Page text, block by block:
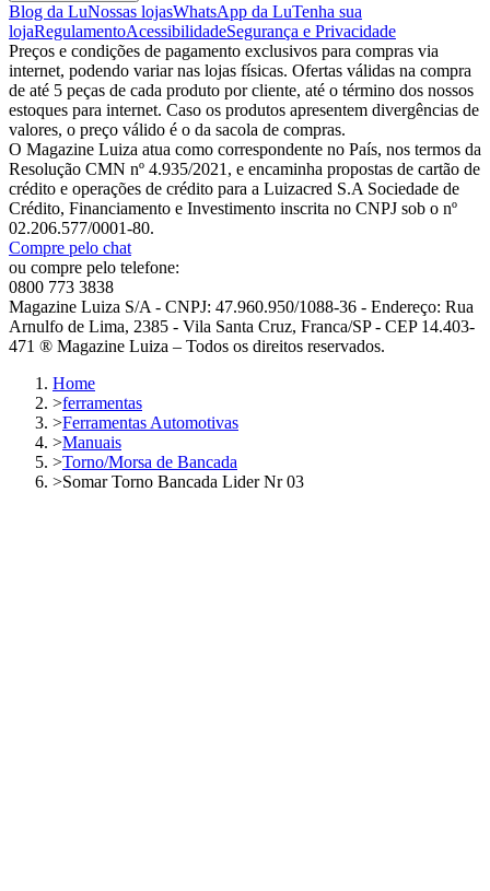
Blog da LuNossas lojasWhatsApp da LuTenha sua
lojaRegulamentoAcessibilidadeSegurança e Privacidade
Preços e condições de pagamento exclusivos para compras via
internet, podendo variar nas lojas físicas. Ofertas válidas na compra
de até 5 peças de cada produto por cliente, até o término dos nossos
estoques para internet. Caso os produtos apresentem divergências de
valores, o preço válido é o da sacola de compras.
O Magazine Luiza atua como correspondente no País, nos termos da
Resolução CMN nº 4.935/2021, e encaminha propostas de cartão de
crédito e operações de crédito para a Luizacred S.A Sociedade de
Crédito, Financiamento e Investimento inscrita no CNPJ sob o nº
02.206.577/0001-80.
Compre pelo chat
ou compre pelo telefone:
0800 773 3838
Magazine Luiza S/A - CNPJ: 47.960.950/1088-36 - Endereço: Rua
Arnulfo de Lima, 2385 - Vila Santa Cruz, Franca/SP - CEP 14.403-
471 ® Magazine Luiza – Todos os direitos reservados.
Home
>ferramentas
>Ferramentas Automotivas
>Manuais
>Torno/Morsa de Bancada
>Somar Torno Bancada Lider Nr 03